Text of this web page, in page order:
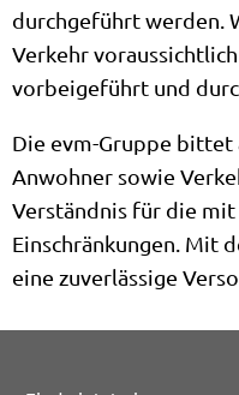
durchgeführt werden.
Verkehr
vorbeigeführt und
Die evm-Gruppe bittet
Anwohner sowie
Verständnis für die
Einschränkungen. Mit
eine zuverlässige